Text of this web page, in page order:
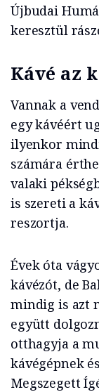
Újbudai
keresztül
Kávé az
Vannak a
egy kávéért
ilyenkor
számára
valaki
is szereti a
reszortja.
Évek óta
kávézót, de
mindig is azt
együtt
otthagyja a
kávégépnek
Megszegett